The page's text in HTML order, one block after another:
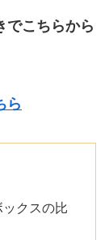
でこちらから
ら
クスの比